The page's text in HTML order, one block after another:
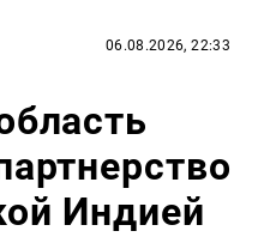
06.08.2026, 22:33
Индией